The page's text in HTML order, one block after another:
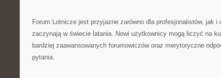
Forum Lotnicze jest przyjazne zarówno dla profesjonalistów, jak
zaczynają w świecie latania. Nowi użytkownicy mogą liczyć na
bardziej zaawansowanych forumowiczów oraz merytoryczne
pytania.